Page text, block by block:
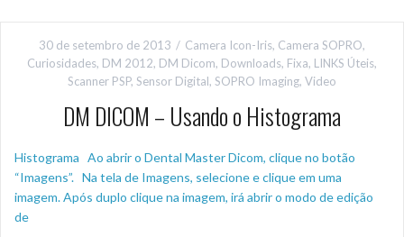
30 de setembro de 2013 Camera Icon-Iris, Camera SOPRO,
Curiosidades, DM 2012, DM Dicom, Downloads, Fixa, LINKS Úteis,
Scanner PSP, Sensor Digital, SOPRO Imaging, Video
DM DICOM – Usando o Histograma
Histograma Ao abrir o Dental Master Dicom, clique no botão
“Imagens”. Na tela de Imagens, selecione e clique em uma
imagem. Após duplo clique na imagem, irá abrir o modo de edição
de